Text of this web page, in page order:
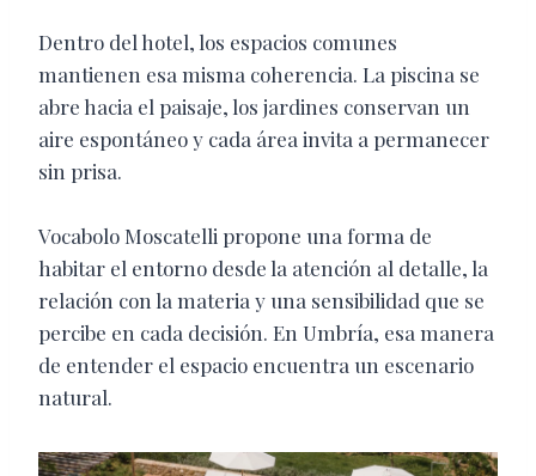
Dentro del hotel, los espacios comunes
mantienen esa misma coherencia. La piscina se
abre hacia el paisaje, los jardines conservan un
aire espontáneo y cada área invita a permanecer
sin prisa.
Vocabolo Moscatelli propone una forma de
habitar el entorno desde la atención al detalle, la
relación con la materia y una sensibilidad que se
percibe en cada decisión. En Umbría, esa manera
de entender el espacio encuentra un escenario
natural.